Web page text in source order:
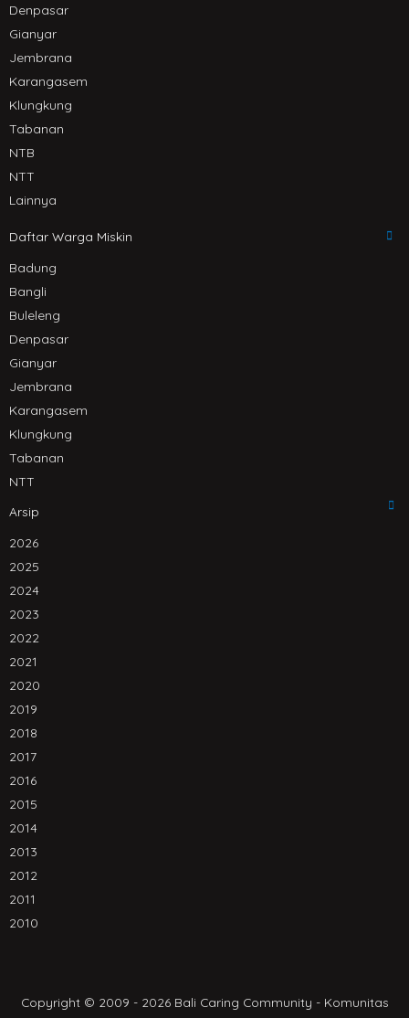
Denpasar
Gianyar
Jembrana
Karangasem
Klungkung
Tabanan
NTB
NTT
Lainnya
Daftar Warga Miskin
Badung
Bangli
Buleleng
Denpasar
Gianyar
Jembrana
Karangasem
Klungkung
Tabanan
NTT
Arsip
2026
2025
2024
2023
2022
2021
2020
2019
2018
2017
2016
2015
2014
2013
2012
2011
2010
Copyright © 2009 - 2026 Bali Caring Community - Komunitas